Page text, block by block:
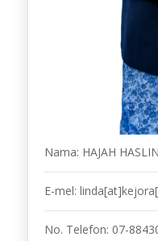
Nama: HAJAH
E-mel:
No. Telefon: 07-